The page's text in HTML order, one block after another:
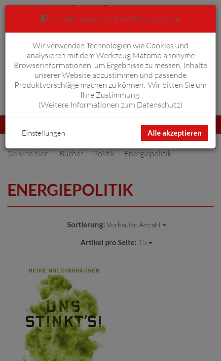
Anmelden Warenkorb 0
umschalten
Sie sind hier: Bücher Politik Energiepolitik
ENERGIEPOLITIK
Sortierung: Verkaufte Anzahl
Artikel pro Seite: 15
Einstellungen für Ihre Privatsphäre
Wir verwenden Technologien wie Cookies und
analysieren mit dem Werkzeug Matomo anonyme
Browserinformationen, um Ergebnisse zu messen, Inhalte
unserer Website abzustimmen und passende
Produktvorschläge machen zu können. Wir bitten Sie um
Ihre Zustimmung.
(Weitere Informationen zum Datenschutz)
Alle akzeptieren
Einstellungen